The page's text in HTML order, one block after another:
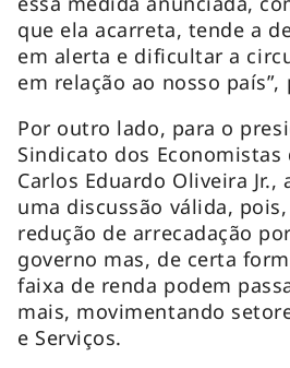
que ela acarreta, tende a
em alerta e dificultar a
em relação ao nosso
Por outro lado, para o
Sindicato dos Economistas
Carlos Eduardo Oliveira Jr.,
uma discussão válida,
redução de arrecadação
governo mas, de certa
faixa de renda podem
mais, movimentando
e Serviços.